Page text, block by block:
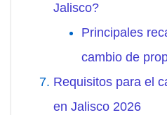
Jalisco?
Principales
cambio de
Requisitos para el
en Jalisco 2026